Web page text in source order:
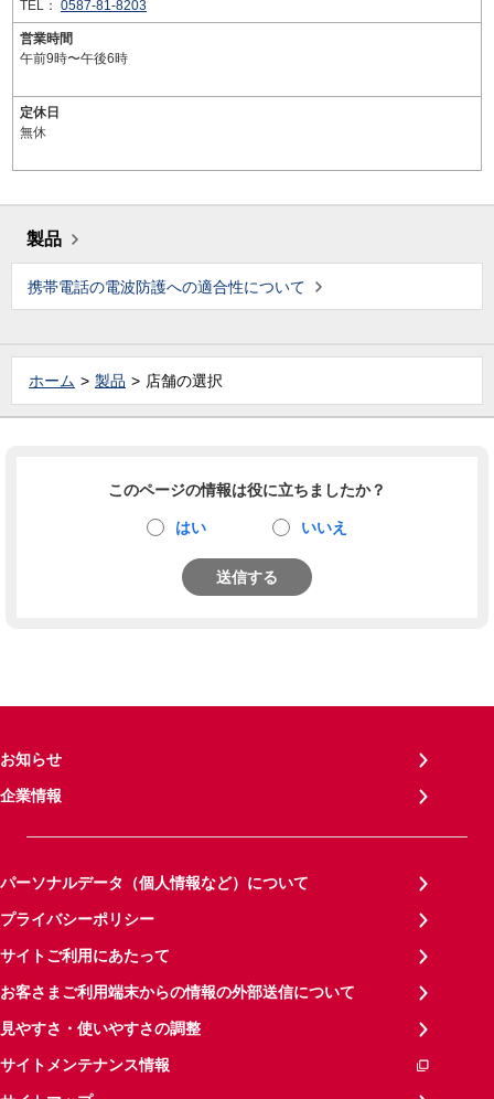
TEL： 0587-81-8203
営業時間
午前9時〜午後6時
定休日
無休
製品
携帯電話の電波防護への適合性について
ホーム 製品 店舗の選択
このページの情報は役に立ちましたか？
はい いいえ
送信する
お知らせ
企業情報
パーソナルデータ（個人情報など）について
プライバシーポリシー
サイトご利用にあたって
お客さまご利用端末からの情報の外部送信について
見やすさ・使いやすさの調整
サイトメンテナンス情報